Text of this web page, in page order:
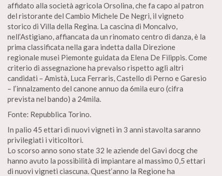
affidato alla società agricola Orsolina, che fa capo al patron
del ristorante del Cambio Michele De Negri, il vigneto
storico di Villa della Regina. La cascina di Moncalvo,
nell’Astigiano, affiancata da un rinomato centro di danza, è la
prima classificata nella gara indetta dalla Direzione
regionale musei Piemonte guidata da Elena De Filippis. Come
criterio di assegnazione ha prevalso rispetto agli altri
candidati – Amistà, Luca Ferraris, Castello di Perno e Garesio
– l’innalzamento del canone annuo da 6mila euro (cifra
prevista nel bando) a 24mila.
Fonte: Repubblica Torino.
In palio 45 ettari di nuovi vigneti in 3 anni stavolta saranno
privilegiati i viticoltori.
Lo scorso anno sono state 32 le aziende del Gavi docg che
hanno avuto la possibilità di impiantare al massimo 0,5 ettari
di nuovi vigneti ciascuna. Quest’anno la Regione ha